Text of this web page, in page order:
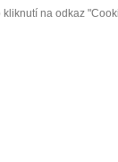
na odkaz